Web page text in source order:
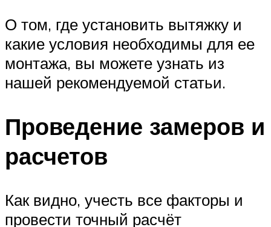
О том, где установить вытяжку и
какие условия необходимы для ее
монтажа, вы можете узнать из
нашей рекомендуемой статьи.
Проведение замеров и
расчетов
Как видно, учесть все факторы и
провести точный расчёт